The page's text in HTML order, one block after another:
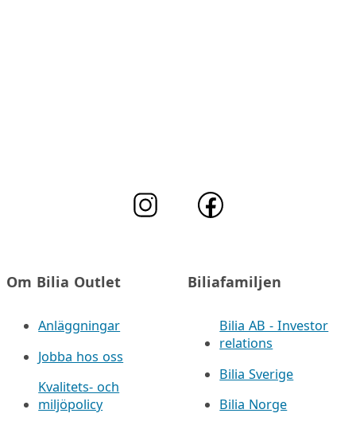
Om Bilia Outlet
Anläggningar
Jobba hos oss
Kvalitets- och
miljöpolicy
Biliafamiljen
Bilia AB - Investor
relations
Bilia Sverige
Bilia Norge